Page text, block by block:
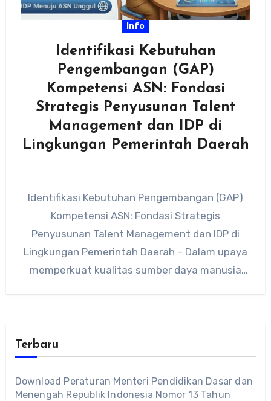
Info
Identifikasi Kebutuhan
Pengembangan (GAP)
Kompetensi ASN: Fondasi
Strategis Penyusunan Talent
Management dan IDP di
Lingkungan Pemerintah Daerah
Identifikasi Kebutuhan Pengembangan (GAP)
Kompetensi ASN: Fondasi Strategis
Penyusunan Talent Management dan IDP di
Lingkungan Pemerintah Daerah – Dalam upaya
memperkuat kualitas sumber daya manusia
Terbaru
Download Peraturan Menteri Pendidikan Dasar dan
Menengah Republik Indonesia Nomor 13 Tahun